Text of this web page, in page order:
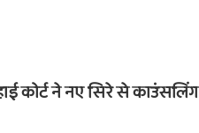
कोर्ट ने नए सिरे से काउंसलिंग